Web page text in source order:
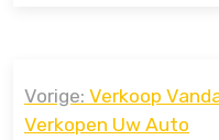
navigatie
Vorige: Verkoop
Verkopen Uw Auto